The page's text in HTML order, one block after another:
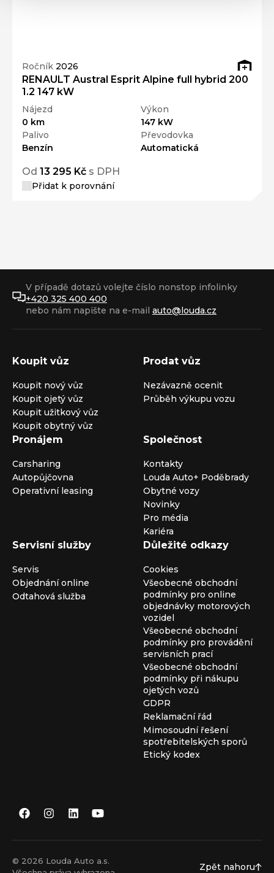
Ročník 2026
RENAULT Austral Esprit Alpine full hybrid 200
1.2 147 kW
Nájezd
0 km
Výkon
147 kW
Palivo
Benzín
Převodovka
Automatická
Od 13 295 Kč s DPH
Přidat k porovnání
V případě dotazů volejte číslo nonstop infolinky
+420 325 400 400
nebo nám napište na e-mail auto@louda.cz
Koupit vůz
Koupit nový vůz
Koupit ojetý vůz
Koupit užitkový vůz
Koupit obytný vůz
Prodat vůz
Nezávazně ocenit
Průběh výkupu vozu
Pronájem
Carsharing
Autopůjčovna
Operativní leasing
Společnost
Kontakty
Louda Auto+ Poděbrady
Obytné vozy
Novinky
Pro média
Kariéra
Servisní služby
Servis
Objednání online
Odtahová služba
Důležité odkazy
Cookies
Všeobecné obchodní
podmínky pro online
objednávky motorových
vozidel
Všeobecné obchodní
podmínky pro provádění
servisních prací
Všeobecné obchodní
podmínky při nákupu
ojetých vozů
GDPR
Reklamační řád
Mimosoudní řešení
spotřebitelských sporů
Etický kodex
© 2026 Louda Auto a.s.
Zpět nahoru